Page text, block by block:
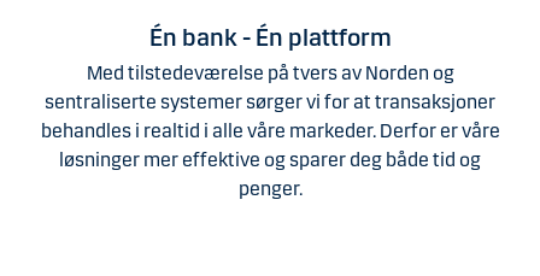
Én bank - Én plattform
Med tilstedeværelse på tvers av Norden og
sentraliserte systemer sørger vi for at transaksjoner
behandles i realtid i alle våre markeder. Derfor er våre
løsninger mer effektive og sparer deg både tid og
penger.